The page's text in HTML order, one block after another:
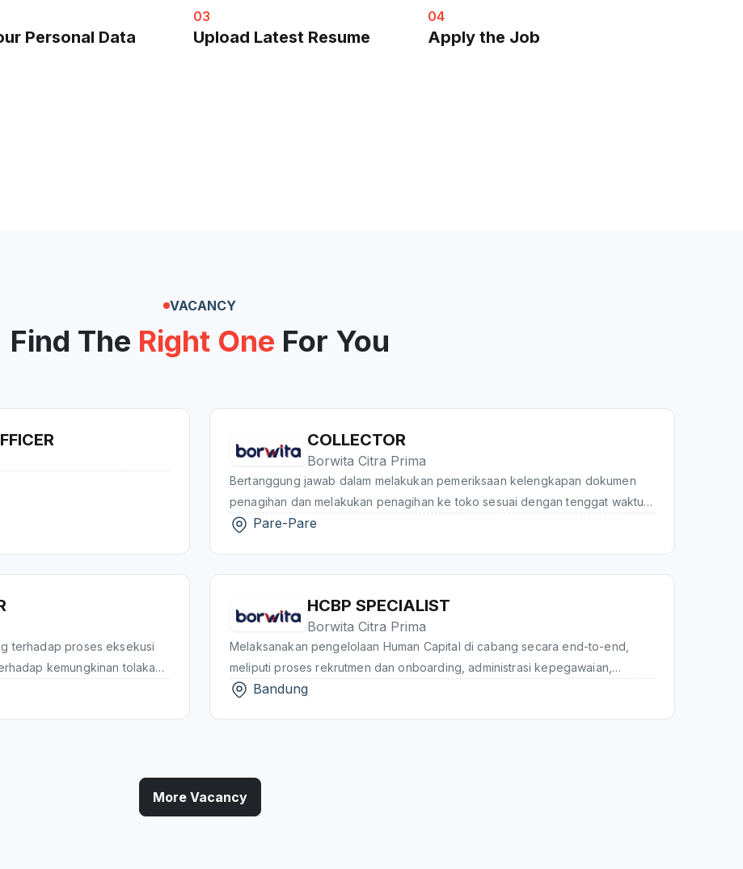
Personal Data
03
Upload Latest Resume
04
Apply the Job
VACANCY
Find The Right One For You
COLLECTOR
Borwita Citra Prima
Bertanggung jawab dalam melakukan pemeriksaan kelengkapan dokumen
penagihan dan melakukan penagihan ke toko sesuai dengan tenggat waktu
yang ditetapkan agar target AR dapat tercapai, melakukan pengecekan alat
Pare-Pare
terhadap proses eksekusi
kemungkinan tolakan
monitoring terhadap biaya
HCBP SPECIALIST
Borwita Citra Prima
Melaksanakan pengelolaan Human Capital di cabang secara end-to-end,
meliputi proses rekrutmen dan onboarding, administrasi kepegawaian,
implementasi kompensasi dan benefit, pengelolaan learning & development,
operasional perusahaan.
Bandung
More Vacancy